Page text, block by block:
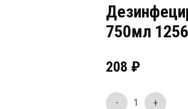
750мл
208 ₽
- 1 +